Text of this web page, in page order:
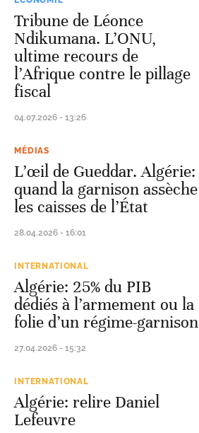
Tribune de Léonce
Ndikumana. L’ONU,
ultime recours de
l’Afrique contre le pillage
fiscal
04.07.2026 - 13:26
MÉDIAS
L’œil de Gueddar. Algérie:
quand la garnison assèche
les caisses de l’État
28.04.2026 - 16:01
INTERNATIONAL
Algérie: 25% du PIB
dédiés à l’armement ou la
folie d’un régime-garnison
27.04.2026 - 15:32
INTERNATIONAL
Algérie: relire Daniel
Lefeuvre